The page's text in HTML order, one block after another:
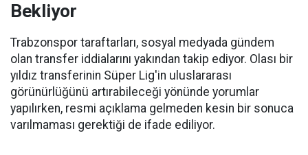
Bekliyor
Trabzonspor taraftarları, sosyal medyada gündem
olan transfer iddialarını yakından takip ediyor. Olası bir
yıldız transferinin Süper Lig'in uluslararası
görünürlüğünü artırabileceği yönünde yorumlar
yapılırken, resmi açıklama gelmeden kesin bir sonuca
varılmaması gerektiği de ifade ediliyor.